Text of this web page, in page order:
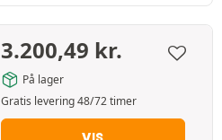
3.200,49 kr.
På lager
Gratis levering 48/72 timer